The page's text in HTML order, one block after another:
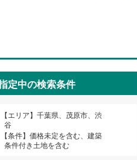
定中の検索条件
エリア
千葉県、茂原市、渋
谷
条件
価格未定を含む、建築
条件付き土地を含む
田市(49)
市(49)
勝浦市(5 )
八千代市(50)
吉(1)
町(16)
萩原町( 1)
法目(15)
湊鐵道(0)
くばエクスプレス(0)
京成千葉線(0)
北総鉄道北総線(0)